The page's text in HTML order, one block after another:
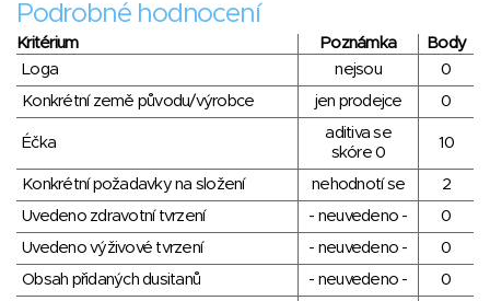
Podrobné hodnocení
Kritérium Poznámka
Body
Loga
nejsou
0
Konkrétní země původu/výrobce
jen prodejce 0
Éčka
aditiva se
skóre 0
10
Konkrétní požadavky na složení nehodnotí se
2
Uvedeno zdravotní tvrzení
- neuvedeno -
0
Uvedeno výživové tvrzení
- neuvedeno -
0
Obsah přidaných dusitanů
- neuvedeno -
0